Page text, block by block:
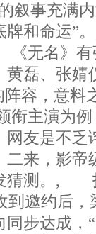
叙事充满
牌和命
无名》有
磊、张婧
容，意料
主演为例
友是不乏
来，影帝
猜测。,
到邀约后
步达成，